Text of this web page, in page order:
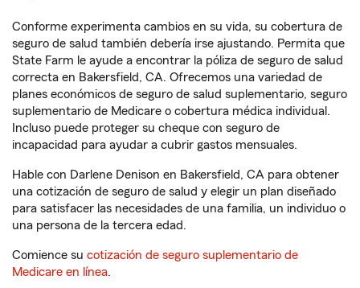
Conforme experimenta cambios en su vida, su cobertura de
seguro de salud también debería irse ajustando. Permita que
State Farm le ayude a encontrar la póliza de seguro de salud
correcta en Bakersfield, CA. Ofrecemos una variedad de
planes económicos de seguro de salud suplementario, seguro
suplementario de Medicare o cobertura médica individual.
Incluso puede proteger su cheque con seguro de
incapacidad para ayudar a cubrir gastos mensuales.
Hable con Darlene Denison en Bakersfield, CA para obtener
una cotización de seguro de salud y elegir un plan diseñado
para satisfacer las necesidades de una familia, un individuo o
una persona de la tercera edad.
Comience su cotización de seguro suplementario de
Medicare en línea.